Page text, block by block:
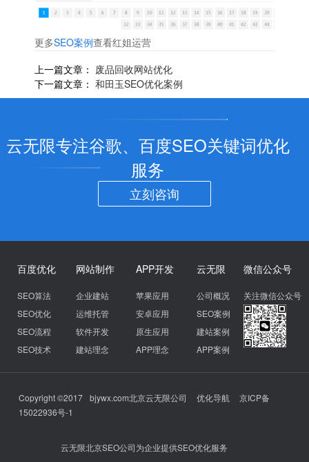
更多SEO案例查看红姐运营
上一篇文章： 废品回收网站优化
下一篇文章： 和田玉SEO优化案例
云无限专注谷歌、百度SEO关键词优化
服务
立刻咨询
百度优化
SEO算法
SEO优化
SEO流程
SEO技术
网站制作
企业建站
运维托管
软件开发
建站理念
APP开发
苹果应用
安卓应用
原生应用
APP理念
云无限
公司概况
SEO案例
建站案例
APP案例
微信公众号
关注微信公众号
Copyright ©2017 bjywx.com北京云无限公司 优化导航
京ICP备
15022936号-1
云无限北京SEO公司为企业提供SEO优化服务